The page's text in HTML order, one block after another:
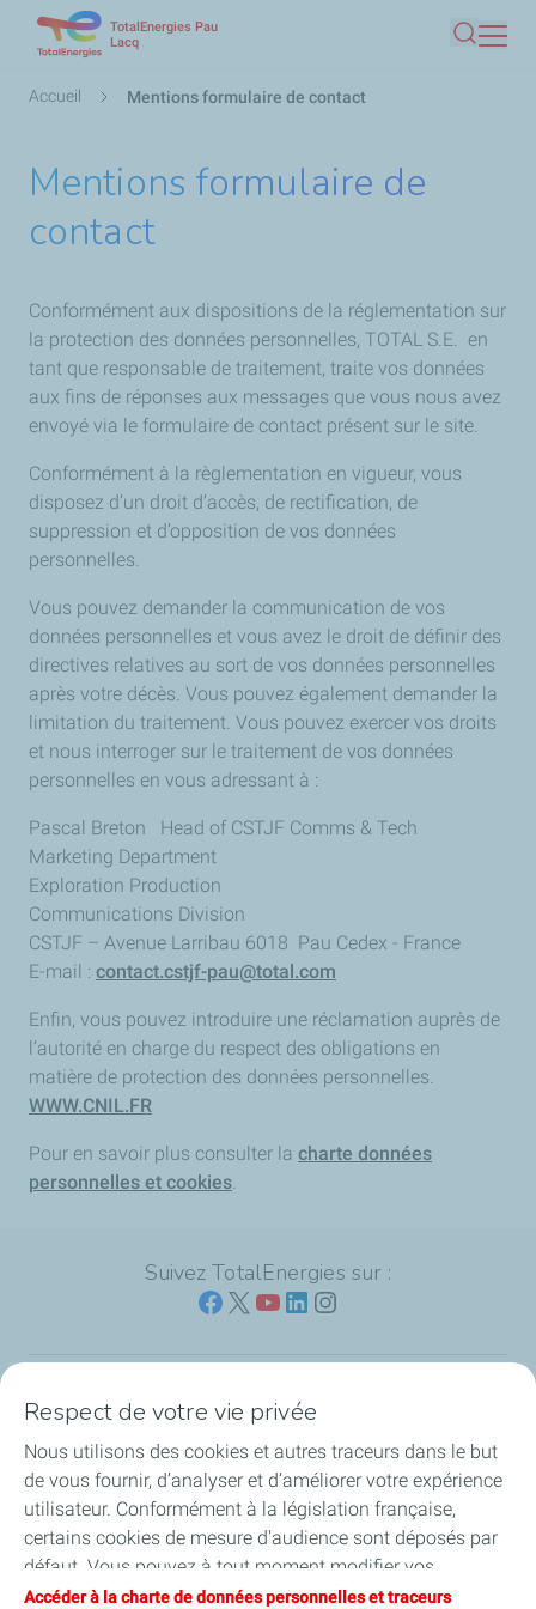
contenu
TotalEnergies Pau
Lacq
Fil
Accueil Mentions formulaire de contact
Mentions formulaire de
contact
Conformément aux dispositions de la réglementation sur
la protection des données personnelles, TOTAL S.E. en
tant que responsable de traitement, traite vos données
aux fins de réponses aux messages que vous nous avez
envoyé via le formulaire de contact présent sur le site.
Conformément à la règlementation en vigueur, vous
disposez d’un droit d’accès, de rectification, de
suppression et d’opposition de vos données
personnelles.
Vous pouvez demander la communication de vos
données personnelles et vous avez le droit de définir des
directives relatives au sort de vos données personnelles
après votre décès. Vous pouvez également demander la
limitation du traitement. Vous pouvez exercer vos droits
et nous interroger sur le traitement de vos données
personnelles en vous adressant à :
Pascal Breton Head of CSTJF Comms & Tech
Marketing Department
Exploration Production
Communications Division
CSTJF – Avenue Larribau 6018 Pau Cedex - France
E-mail : contact.cstjf-pau@total.com
Enfin, vous pouvez introduire une réclamation auprès de
l’autorité en charge du respect des obligations en
matière de protection des données personnelles.
WWW.CNIL.FR
Pour en savoir plus consulter la charte données
personnelles et cookies.
Suivez TotalEnergies sur :
Nos sites
Notre engagement
Notre expertise
Travailler avec nous
Respect de votre vie privée
Nous utilisons des cookies et autres traceurs dans le but
de vous fournir, d’analyser et d’améliorer votre expérience
utilisateur. Conformément à la législation française,
certains cookies de mesure d'audience sont déposés par
défaut. Vous pouvez à tout moment modifier vos
paramètres de cookies en cliquant sur le bouton « Gérer
Accéder à la charte de données personnelles et traceurs